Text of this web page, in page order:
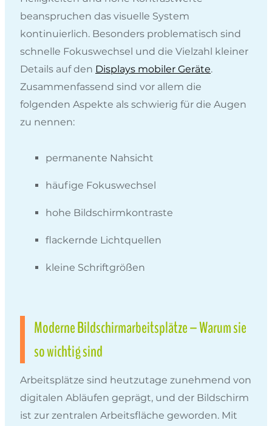
beanspruchen das visuelle System
kontinuierlich. Besonders problematisch sind
schnelle Fokuswechsel und die Vielzahl kleiner
Details auf den Displays mobiler Geräte.
Zusammenfassend sind vor allem die
folgenden Aspekte als schwierig für die Augen
zu nennen:
permanente Nahsicht
häufige Fokuswechsel
hohe Bildschirmkontraste
flackernde Lichtquellen
kleine Schriftgrößen
Moderne Bildschirmarbeitsplätze – Warum sie
so wichtig sind
Arbeitsplätze sind heutzutage zunehmend von
digitalen Abläufen geprägt, und der Bildschirm
ist zur zentralen Arbeitsfläche geworden. Mit